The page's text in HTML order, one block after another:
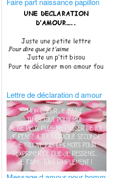
Lettre de déclaration d amour